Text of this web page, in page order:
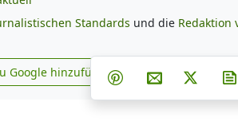
Standards und die Redaktion
news.de zu Google hinzufügen
Google hinzufügen Teilen auf
Teilen
Teilen auf Pinterest
Per E-Mail
Post